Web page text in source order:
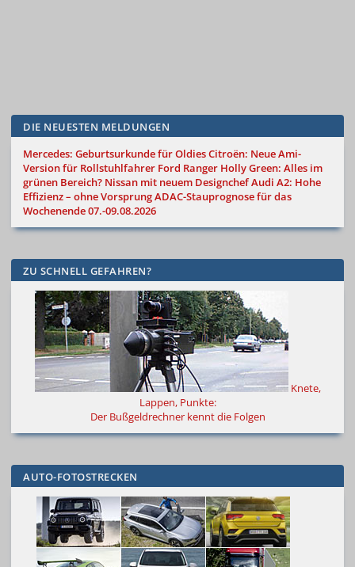
DIE NEUESTEN MELDUNGEN
Mercedes: Geburtsurkunde für OldiesCitroën: Neue Ami-
Version für Rollstuhlfahrer Ford Ranger Holly Green: Alles im
grünen Bereich? Nissan mit neuem DesignchefAudi A2: Hohe
Effizienz – ohne VorsprungADAC-Stauprognose für das
Wochenende 07.-09.08.2026
ZU SCHNELL GEFAHREN?
Knete,
Lappen, Punkte:
Der Bußgeldrechner kennt die Folgen
AUTO-FOTOSTRECKEN